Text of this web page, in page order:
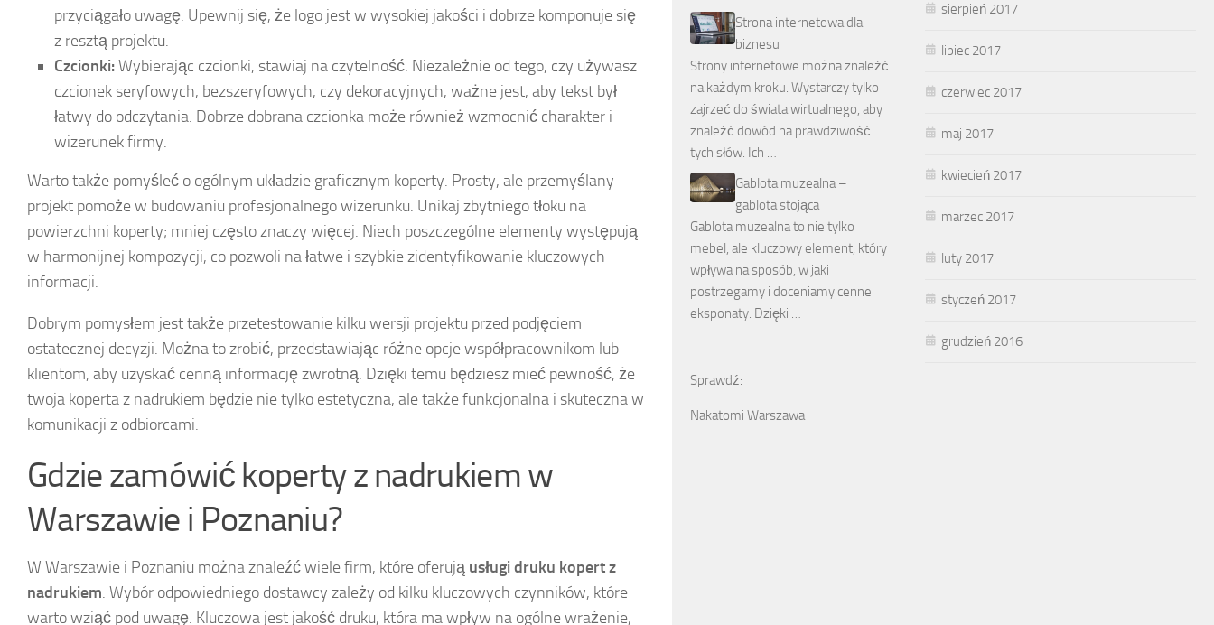
przyciągało uwagę. Upewnij się, że logo jest w wysokiej jakości i dobrze komponuje się
z resztą projektu.
Czcionki:Wybierając czcionki, stawiaj na czytelność. Niezależnie od tego, czy używasz
czcionek seryfowych, bezszeryfowych, czy dekoracyjnych, ważne jest, aby tekst był
łatwy do odczytania. Dobrze dobrana czcionka może również wzmocnić charakter i
wizerunek firmy.
Warto także pomyśleć o ogólnym układzie graficznym koperty. Prosty, ale przemyślany
projekt pomoże w budowaniu profesjonalnego wizerunku. Unikaj zbytniego tłoku na
powierzchni koperty; mniej często znaczy więcej. Niech poszczególne elementy występują
w harmonijnej kompozycji, co pozwoli na łatwe i szybkie zidentyfikowanie kluczowych
informacji.
Dobrym pomysłem jest także przetestowanie kilku wersji projektu przed podjęciem
ostatecznej decyzji. Można to zrobić, przedstawiając różne opcje współpracownikom lub
klientom, aby uzyskać cenną informację zwrotną. Dzięki temu będziesz mieć pewność, że
twoja koperta z nadrukiem będzie nie tylko estetyczna, ale także funkcjonalna i skuteczna w
komunikacji z odbiorcami.
Gdzie zamówić koperty z nadrukiem w
Warszawie i Poznaniu?
W Warszawie i Poznaniu można znaleźć wiele firm, które oferują usługi druku kopert z
nadrukiem. Wybór odpowiedniego dostawcy zależy od kilku kluczowych czynników, które
warto wziąć pod uwagę. Kluczowa jest jakość druku, która ma wpływ na ogólne wrażenie,
sierpień 2017
lipiec 2017
czerwiec 2017
maj 2017
kwiecień 2017
marzec 2017
luty 2017
styczeń 2017
grudzień 2016
Strona internetowa dla
biznesu
Strony internetowe można znaleźć
na każdym kroku. Wystarczy tylko
zajrzeć do świata wirtualnego, aby
znaleźć dowód na prawdziwość
tych słów. Ich …
Gablota muzealna –
gablota stojąca
Gablota muzealna to nie tylko
mebel, ale kluczowy element, który
wpływa na sposób, w jaki
postrzegamy i doceniamy cenne
eksponaty. Dzięki …
Sprawdź:
Nakatomi Warszawa